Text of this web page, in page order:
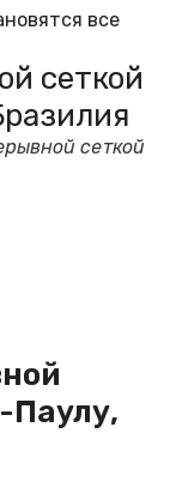
все
сеткой
сеткой
Паулу,